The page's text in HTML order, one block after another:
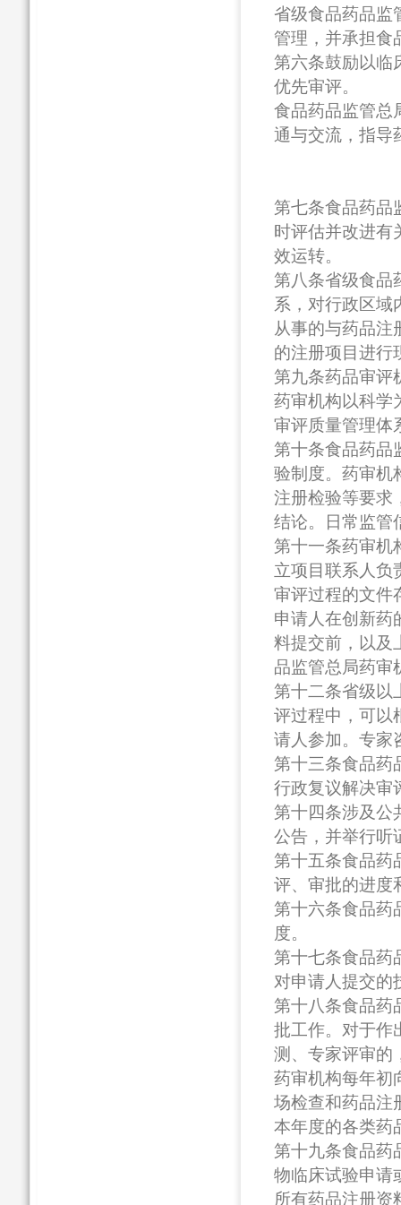
省级食品药品监
管理，并承担食
第六条鼓励以临
优先审评。
食品药品监管总
通与交流，指导
第七条食品药品
时评估并改进有
效运转。
第八条省级食品
系，对行政区域
从事的与药品注
的注册项目进行
第九条药品审评
药审机构以科学
审评质量管理体
第十条食品药品
验制度。药审机
注册检验等要求
结论。日常监管
第十一条药审机
立项目联系人负
审评过程的文件
申请人在创新药
料提交前，以及
品监管总局药审
第十二条省级以
评过程中，可以
请人参加。专家
第十三条食品药
行政复议解决审
第十四条涉及公
公告，并举行听
第十五条食品药
评、审批的进度
第十六条食品药
度。
第十七条食品药
对申请人提交的
第十八条食品药
批工作。对于作
测、专家评审的
药审机构每年初
场检查和药品注
本年度的各类药
第十九条食品药
物临床试验申请
所有药品注册资